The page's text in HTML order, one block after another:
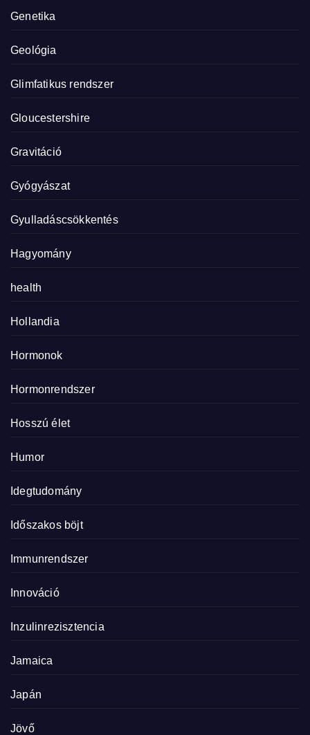
Genetika
Geológia
Glimfatikus rendszer
Gloucestershire
Gravitáció
Gyógyászat
Gyulladáscsökkentés
Hagyomány
health
Hollandia
Hormonok
Hormonrendszer
Hosszú élet
Humor
Idegtudomány
Időszakos böjt
Immunrendszer
Innováció
Inzulinrezisztencia
Jamaica
Japán
Jövő